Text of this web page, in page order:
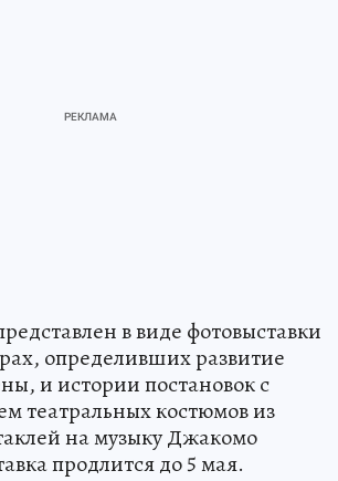
в виде фотовыставки
определивших развитие
и истории постановок с
театральных костюмов из
на музыку Джакомо
продлится до 5 мая.